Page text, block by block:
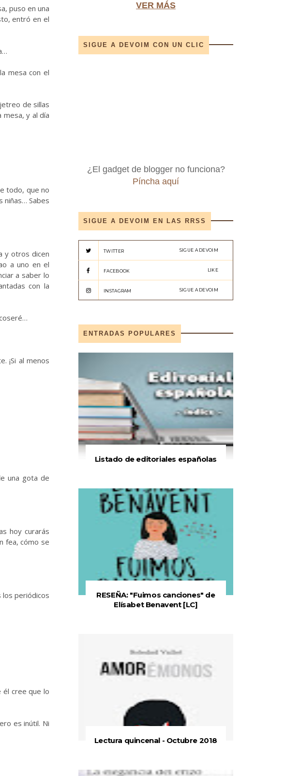
puso en una
entró en el
mesa con el
de sillas
mesa, y al día
todo, que no
niñas… Sabes
y otros dicen
a uno en el
a saber lo
con la
¡Si al menos
una gota de
hoy curarás
fea, cómo se
periódicos
él cree que lo
es inútil. Ni
VER MÁS
SIGUE A DEVOIM CON UN CLIC
¿El gadget de blogger no funciona?
Píncha aquí
SIGUE A DEVOIM EN LAS RRSS
TWITTER SIGUE A DEVOIM
FACEBOOK LIKE
INSTAGRAM SIGUE A DEVOIM
ENTRADAS POPULARES
Listado de editoriales españolas
RESEÑA: "Fuimos canciones" de
Elísabet Benavent [LC]
Lectura quincenal - Octubre 2018